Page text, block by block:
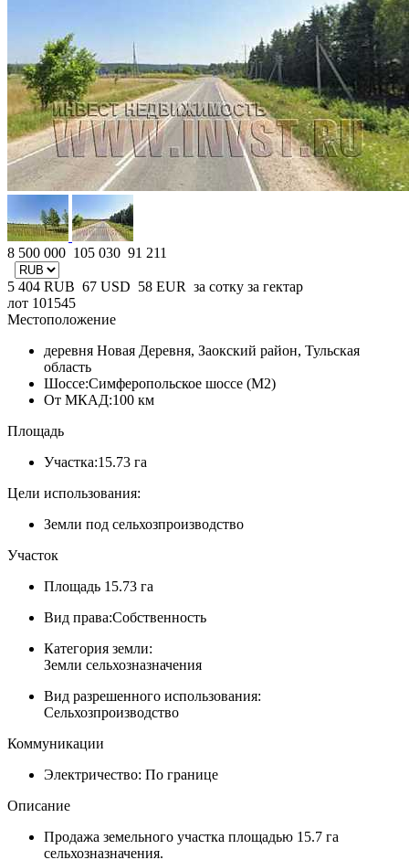
8 500 000 105 030 91 211
5 404 RUB 67 USD 58 EUR за сотку за гектар
лот 101545
Местоположение
деревня Новая Деревня, Заокский район, Тульская
область
Шоссе:Симферопольское шоссе (М2)
От МКАД:100 км
Площадь
Участка:15.73 га
Цели использования:
Земли под сельхозпроизводство
Участок
Площадь 15.73 га
Вид права:Собственность
Категория земли:
Земли сельхозназначения
Вид разрешенного использования:
Сельхозпроизводство
Коммуникации
Электричество: По границе
Описание
Продажа земельного участка площадью 15.7 га
сельхозназначения.